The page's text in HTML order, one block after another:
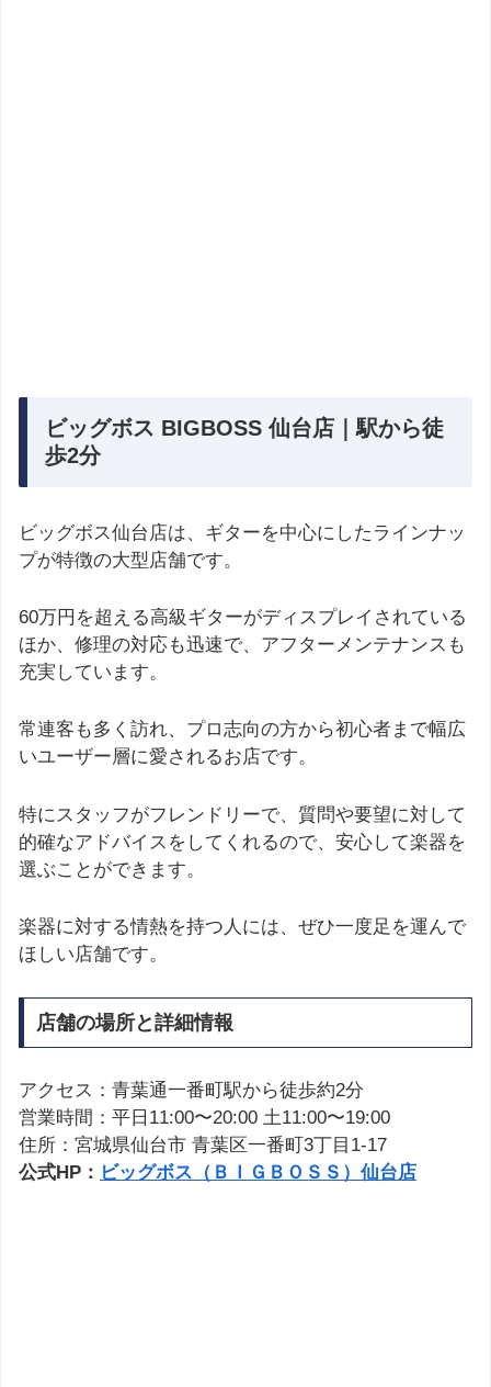
ビッグボス BIGBOSS 仙台店｜駅から徒
歩2分
ビッグボス仙台店は、ギターを中心にしたラインナッ
プが特徴の大型店舗です。
60万円を超える高級ギターがディスプレイされている
ほか、修理の対応も迅速で、アフターメンテナンスも
充実しています。
常連客も多く訪れ、プロ志向の方から初心者まで幅広
いユーザー層に愛されるお店です。
特にスタッフがフレンドリーで、質問や要望に対して
的確なアドバイスをしてくれるので、安心して楽器を
選ぶことができます。
楽器に対する情熱を持つ人には、ぜひ一度足を運んで
ほしい店舗です。
店舗の場所と詳細情報
アクセス：青葉通一番町駅から徒歩約2分
営業時間：平日11:00〜20:00 土11:00〜19:00
住所：宮城県仙台市 青葉区一番町3丁目1-17
公式HP： ビッグボス（ＢＩＧＢＯＳＳ）仙台店